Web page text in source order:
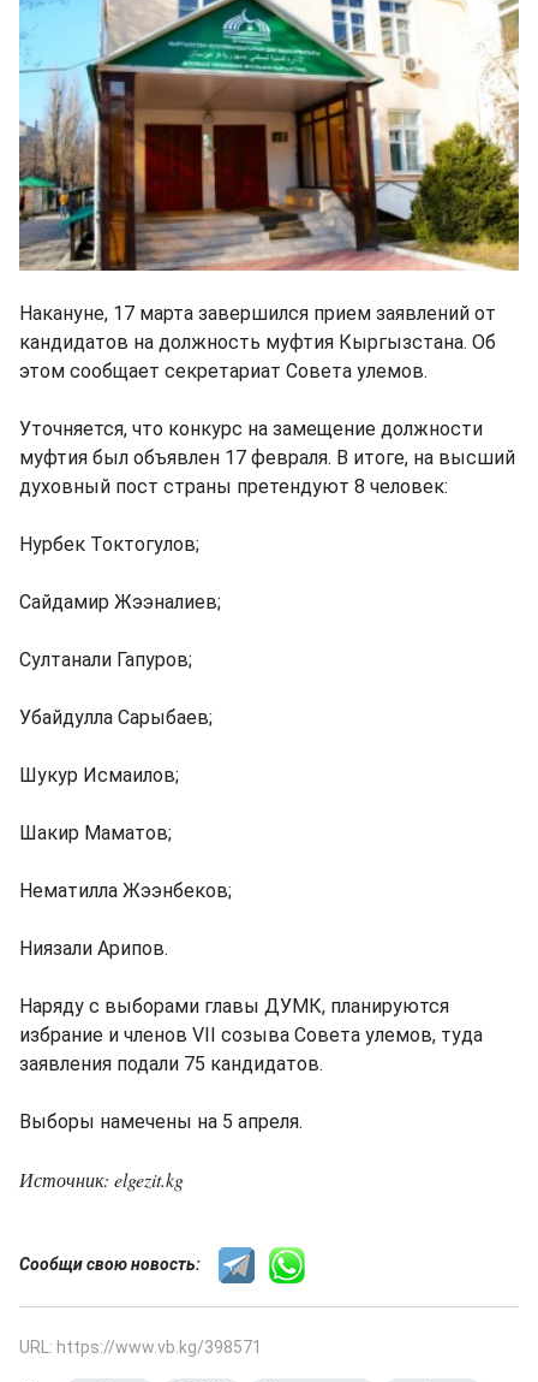
Накануне, 17 марта завершился прием заявлений от
кандидатов на должность муфтия Кыргызстана. Об
этом сообщает секретариат Совета улемов.
Уточняется, что конкурс на замещение должности
муфтия был объявлен 17 февраля. В итоге, на высший
духовный пост страны претендуют 8 человек:
Нурбек Токтогулов;
Сайдамир Жээналиев;
Султанали Гапуров;
Убайдулла Сарыбаев;
Шукур Исмаилов;
Шакир Маматов;
Нематилла Жээнбеков;
Ниязали Арипов.
Наряду с выборами главы ДУМК, планируются
избрание и членов VII созыва Совета улемов, туда
заявления подали 75 кандидатов.
Выборы намечены на 5 апреля.
Источник: elgezit.kg
Сообщи свою новость:
URL: https://www.vb.kg/398571